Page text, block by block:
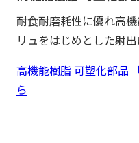
耐食耐磨耗性に優れ高
リュをはじめとした射出
高機能樹脂 可塑化部品
ら